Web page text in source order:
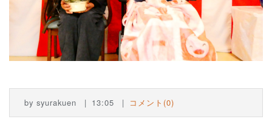
by syurakuen 13:05 コメント(0)